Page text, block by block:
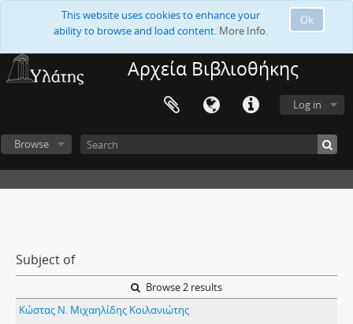
Ok
This website uses cookies to enhance your
ability to browse and load content. More Info.
Αρχεία Βιβλιοθήκης
Log in
Browse
Subject of
Browse 2 results
Κώστας Ν. Μιχαηλίδης Κοιλανιώτης